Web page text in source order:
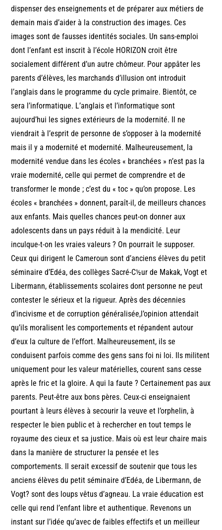
dispenser des enseignements et de préparer aux métiers de
demain mais d’aider à la construction des images. Ces
images sont de fausses identités sociales. Un sans-emploi
dont l’enfant est inscrit à l’école HORIZON croit être
socialement différent d’un autre chômeur. Pour appâter les
parents d’élèves, les marchands d’illusion ont introduit
l’anglais dans le programme du cycle primaire. Bientôt, ce
sera l’informatique. L’anglais et l’informatique sont
aujourd’hui les signes extérieurs de la modernité. Il ne
viendrait à l’esprit de personne de s’opposer à la modernité
mais il y a modernité et modernité. Malheureusement, la
modernité vendue dans les écoles « branchées » n’est pas la
vraie modernité, celle qui permet de comprendre et de
transformer le monde ; c’est du « toc » qu’on propose. Les
écoles « branchées » donnent, paraît-il, de meilleurs chances
aux enfants. Mais quelles chances peut-on donner aux
adolescents dans un pays réduit à la mendicité. Leur
inculque-t-on les vraies valeurs ? On pourrait le supposer.
Ceux qui dirigent le Cameroun sont d’anciens élèves du petit
séminaire d’Edéa, des collèges Sacré-C½ur de Makak, Vogt et
Libermann, établissements scolaires dont personne ne peut
contester le sérieux et la rigueur. Après des décennies
d’incivisme et de corruption généralisée,l’opinion attendait
qu’ils moralisent les comportements et répandent autour
d’eux la culture de l’effort. Malheureusement, ils se
conduisent parfois comme des gens sans foi ni loi. Ils militent
uniquement pour les valeur matérielles, courent sans cesse
après le fric et la gloire. A qui la faute ? Certainement pas aux
parents. Peut-être aux bons pères. Ceux-ci enseignaient
pourtant à leurs élèves à secourir la veuve et l’orphelin, à
respecter le bien public et à rechercher en tout temps le
royaume des cieux et sa justice. Mais où est leur chaire mais
dans la manière de structurer la pensée et les
comportements. Il serait excessif de soutenir que tous les
anciens élèves du petit séminaire d’Edéa, de Libermann, de
Vogt? sont des loups vêtus d’agneau. La vraie éducation est
celle qui rend l’enfant libre et authentique. Revenons un
instant sur l’idée qu’avec de faibles effectifs et un meilleur